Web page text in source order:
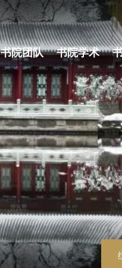
书院团队 书院学术